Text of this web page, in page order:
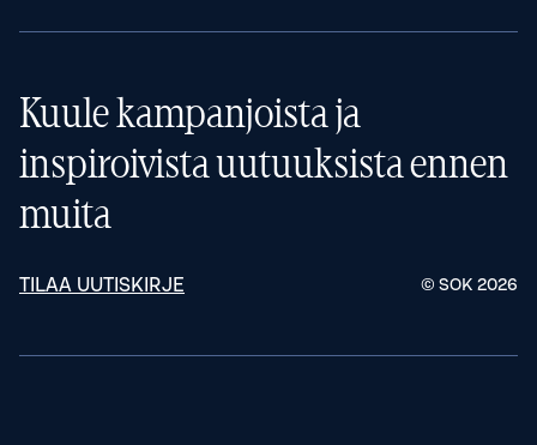
Kuule kampanjoista ja
inspiroivista uutuuksista ennen
muita
TILAA UUTISKIRJE © SOK 2026